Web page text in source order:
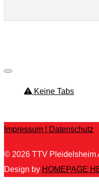
Keine Tabs
Impressum |
Datenschutz
© 2026 TTV Pleidelsheim
Design by HOMEPAGE